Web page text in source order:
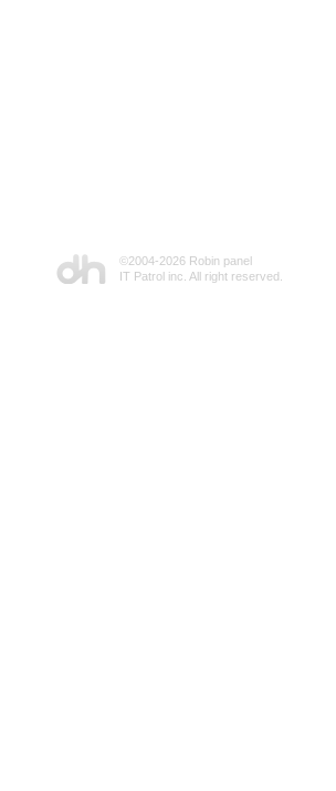
©2004-2026 Robin panel
IT Patrol inc. All right reserved.